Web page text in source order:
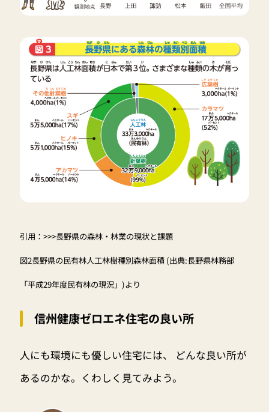
引用： >>>長野県の森林・林業の現状と課題
図2長野県の民有林人工林樹種別森林面積 (出典:長野県林務部
「平成29年度民有林の現況」)より
信州健康ゼロエネ住宅の良い所
人にも環境にも優しい住宅には、 どんな良い所が
あるのかな。くわしく見てみよう。